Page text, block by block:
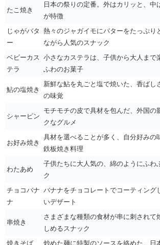
たこ焼き
日本の祭りの定番。外はカリッと、中
が特徴
じゃがバタ
ー
熱々のジャガイモにバターをたっぷり
ながら人気のスナック
ベビーカス
テラ
小さなカステラは、子供から大人まで
ふわのお菓子
鮎の塩焼き
新鮮な鮎を丸ごと塩で焼いた、香ばし
の味覚
シャーピン
モチモチの皮で具材を包んだ、外国の
クなグルメ
お好み焼き
具材を選べることが多く、自分好みの
鉄板焼き料理
わたあめ
子供たちに大人気の、綿のようにふわ
ク
チョコバナ
ナ
バナナをチョコレートでコーティング
いデザート
串焼き
さまざまな種類の食材が串に刺されて
しめるスナック
焼きそば
炒めた麺に特製のソースを絡めた、日